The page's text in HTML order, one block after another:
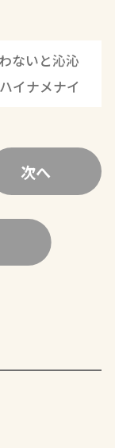
ないと沁沁
イナメナイ
次へ